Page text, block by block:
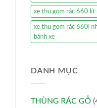
xe thu gom rác 660 lít
xe thu gom rác 660l
bánh xe
DANH MỤC
THÙNG RÁC GỖ